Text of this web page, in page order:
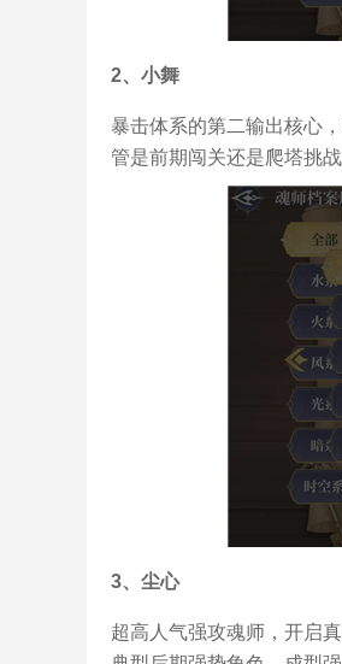
2、小舞
暴击体系的第二输出核心
管是前期闯关还是爬塔挑
3、尘心
超高人气强攻魂师，开启